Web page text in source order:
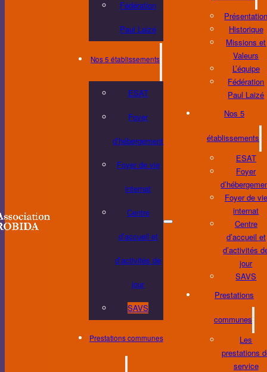
Fédération
Paul Laizé
Nos 5 établissements
ESAT
Foyer
d’hébergement
Foyer de vie
internat
Centre
d’accueil et
d’activités de
jour
SAVS
Prestations communes
Historique
Missions et
Valeurs
L’équipe
Fédération
Paul Laizé
Nos 5
établissements
ESAT
Foyer
Foyer de vie
internat
Centre
d’accueil et
d’activités
jour
SAVS
Prestations
communes
Les
prestations
service